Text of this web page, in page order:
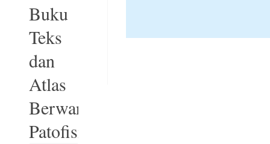
Buku
Teks
dan
Atlas
Berwarna
Patofisiologi